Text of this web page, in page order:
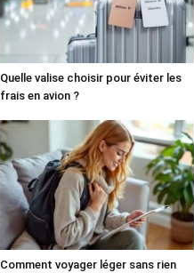
Quelle valise choisir pour éviter les
frais en avion ?
Comment voyager léger sans rien